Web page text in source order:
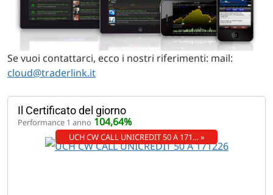
Se vuoi contattarci, ecco i nostri riferimenti: mail:
cloud@traderlink.it
Il Certificato del giorno
Performance 1 anno 104,64%
UCH CW CALL UNICREDIT 50 A 171… »